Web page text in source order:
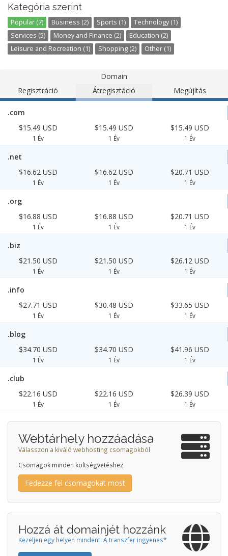
Kategória szerint
Popular (7) Business (2) Sports (1)
Technology (1)
Services (5)
Money and Finance (2)
Education (2)
Leisure and Recreation (1)
Shopping (2) Other (1)
Domain
Regisztráció
Átregisztáció Megújítás
.com
$15.49 USD
1 Év
$15.49 USD
1 Év
$15.49 USD
1 Év
.net
$16.62 USD
1 Év
$16.62 USD
1 Év
$20.71 USD
1 Év
.org
$16.88 USD
1 Év
$16.88 USD
1 Év
$20.71 USD
1 Év
.biz
$21.50 USD
1 Év
$21.50 USD
1 Év
$26.12 USD
1 Év
.info
$27.71 USD
1 Év
$30.48 USD
1 Év
$33.65 USD
1 Év
.blog
$34.70 USD
1 Év
$34.70 USD
1 Év
$41.96 USD
1 Év
.club
$22.16 USD
1 Év
$22.16 USD
1 Év
$26.39 USD
1 Év
Webtárhely hozzáadása
Válasszon a kiváló webhosting csomagokból
Csomagok minden költségvetéshez
Fedezze fel csomagokat most
Hozzá át domainjét hozzánk
Kezeljen egy helyen mindent. A transzfer ingyenes*